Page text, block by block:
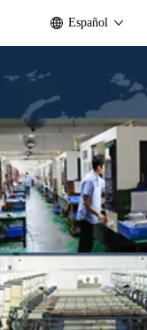
Español